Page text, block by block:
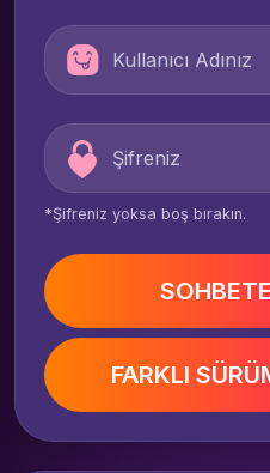
*Şifreniz yoksa boş bırakın.
FARKLI